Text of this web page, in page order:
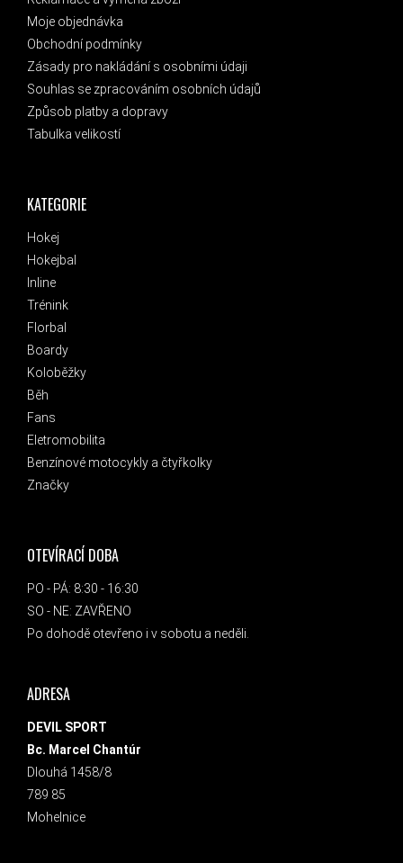
KATEGORIE
Hokej
Hokejbal
Inline
Trénink
Florbal
Boardy
Koloběžky
Běh
Fans
Eletromobilita
Benzínové motocykly a čtyřkolky
Značky
Moje objednávka
Obchodní podmínky
Zásady pro nakládání s osobními údaji
Souhlas se zpracováním osobních údajů
Způsob platby a dopravy
Tabulka velikostí
OTEVÍRACÍ DOBA
PO - PÁ: 8:30 - 16:30
SO - NE: ZAVŘENO
Po dohodě otevřeno i v sobotu a neděli.
ADRESA
DEVIL SPORT
Bc. Marcel Chantúr
Dlouhá 1458/8
789 85
Mohelnice